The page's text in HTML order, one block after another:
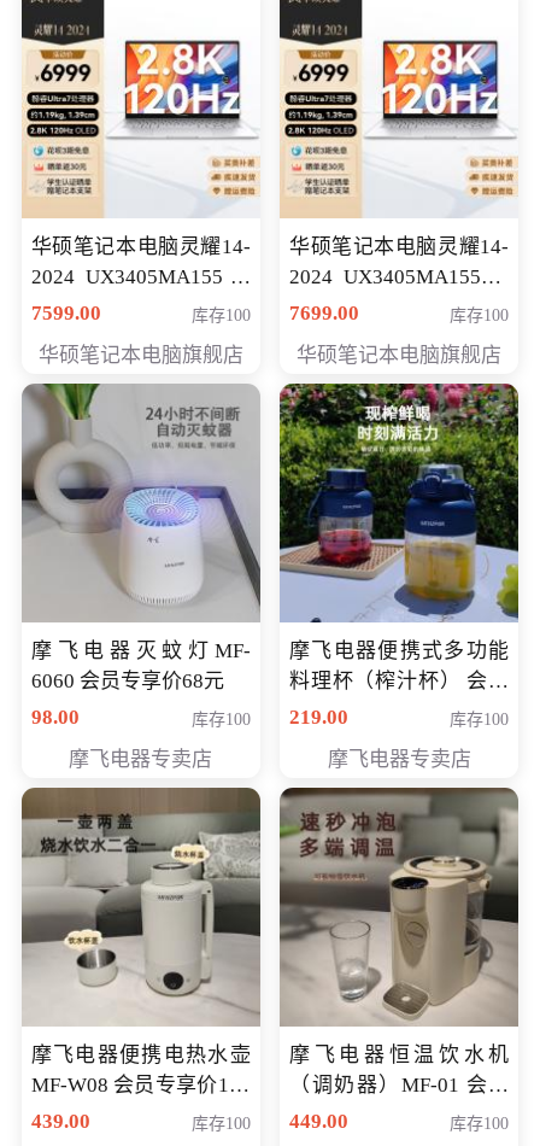
华硕笔记本电脑灵耀14-
2024 UX3405MA155冰
川银 oled 智慧轻薄本 会
7599.00 库存100
华硕笔记本电脑旗舰店
华硕笔记本电脑灵耀14-
2024 UX3405MA155夜
空蓝 oled 智慧轻薄本 会
7699.00 库存100
华硕笔记本电脑旗舰店
摩飞电器灭蚊灯MF-
6060 会员专享价68元
98.00
库存100
摩飞电器专卖店
摩飞电器便携式多功能
料理杯（榨汁杯） 会员
专享价118元
219.00 库存100
摩飞电器专卖店
摩飞电器便携电热水壶
MF-W08 会员专享价198
元
439.00 库存100
摩飞电器恒温饮水机
（调奶器）MF-01 会员
专享价366元
449.00 库存100